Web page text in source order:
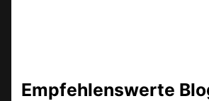
Empfehlenswerte